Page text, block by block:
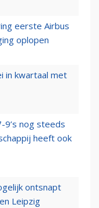
eerste Airbus
oplopen
in kwartaal met
9’s nog steeds
heeft ook
ontsnapt
Leipzig